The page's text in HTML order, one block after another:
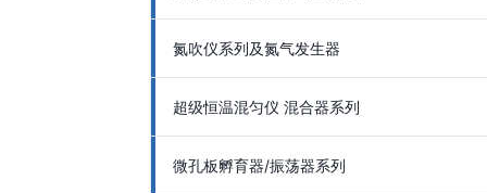
氮吹仪系列及氮气发生器
超级恒温混匀仪 混合器系列
微孔板孵育器/振荡器系列